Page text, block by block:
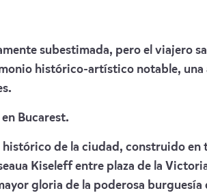
subestimada, pero el viajero
histórico-artístico notable,
Bucarest.
histórico de la ciudad, construido
Kiseleff entre plaza de la
gloria de la poderosa